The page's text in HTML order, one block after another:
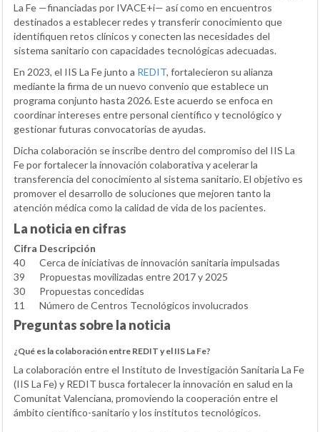
La Fe —financiadas por IVACE+i— así como en encuentros
destinados a establecer redes y transferir conocimiento que
identifiquen retos clínicos y conecten las necesidades del
sistema sanitario con capacidades tecnológicas adecuadas.
En 2023, el IIS La Fe junto a REDIT, fortalecieron su alianza
mediante la firma de un nuevo convenio que establece un
programa conjunto hasta 2026. Este acuerdo se enfoca en
coordinar intereses entre personal científico y tecnológico y
gestionar futuras convocatorias de ayudas.
Dicha colaboración se inscribe dentro del compromiso del IIS La
Fe por fortalecer la innovación colaborativa y acelerar la
transferencia del conocimiento al sistema sanitario. El objetivo es
promover el desarrollo de soluciones que mejoren tanto la
atención médica como la calidad de vida de los pacientes.
La noticia en cifras
Cifra Descripción
40
Cerca de iniciativas de innovación sanitaria impulsadas
39
Propuestas movilizadas entre 2017 y 2025
30
Propuestas concedidas
11
Número de Centros Tecnológicos involucrados
Preguntas sobre la noticia
¿Qué es la colaboración entre REDIT y el IIS La Fe?
La colaboración entre el Instituto de Investigación Sanitaria La Fe
(IIS La Fe) y REDIT busca fortalecer la innovación en salud en la
Comunitat Valenciana, promoviendo la cooperación entre el
ámbito científico-sanitario y los institutos tecnológicos.